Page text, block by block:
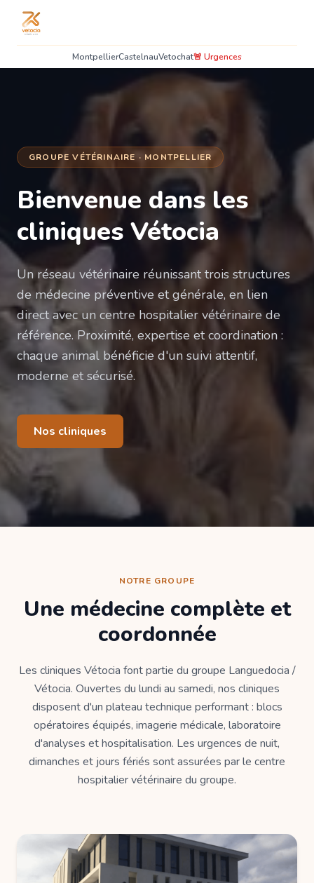
MontpellierCastelnauVetochat🚨 Urgences
GROUPE VÉTÉRINAIRE · MONTPELLIER
Bienvenue dans les
cliniques Vétocia
Un réseau vétérinaire réunissant trois structures
de médecine préventive et générale, en lien
direct avec un centre hospitalier vétérinaire de
référence. Proximité, expertise et coordination :
chaque animal bénéficie d'un suivi attentif,
moderne et sécurisé.
Nos cliniques
NOTRE GROUPE
Une médecine complète et
coordonnée
Les cliniques Vétocia font partie du groupe Languedocia /
Vétocia. Ouvertes du lundi au samedi, nos cliniques
disposent d'un plateau technique performant : blocs
opératoires équipés, imagerie médicale, laboratoire
d'analyses et hospitalisation. Les urgences de nuit,
dimanches et jours fériés sont assurées par le centre
hospitalier vétérinaire du groupe.